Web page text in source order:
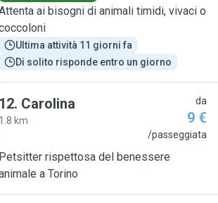
ai bisogni di animali timidi, vivaci o
Ultima attività 11 giorni fa
Di solito risponde entro un giorno
12. Carolina
1.8 km
da
9 €
/passeggiata
Petsitter rispettosa del benessere
a Torino